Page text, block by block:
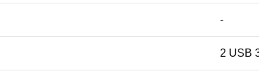
-
2 USB